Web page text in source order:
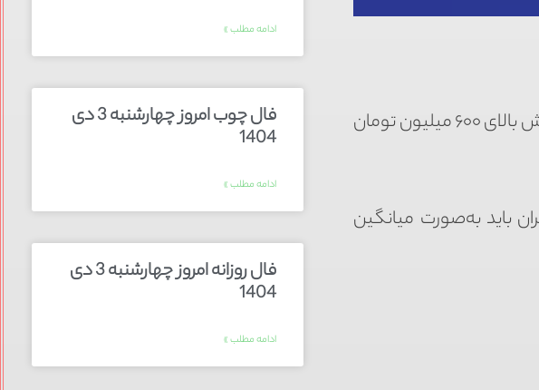
برای آپارتمان‌های اجاره‌ای در محله‌های تهران در مناطق ۲۲گانه، به پول پیش بالای ۶۰۰ میلیون تومان
۷.۶ سال و با مساحت ۸۶.۱ مترمربع، مستاجران باید به‌صورت میانگین
ادامه مطلب »
فال چوب امروز چهارشنبه 3 دی
1404
ادامه مطلب »
فال روزانه امروز چهارشنبه 3 دی
1404
ادامه مطلب »